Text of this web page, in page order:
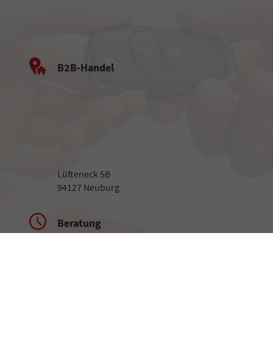
B2B-Handel
Lüfteneck 5B
94127 Neuburg
Beratung